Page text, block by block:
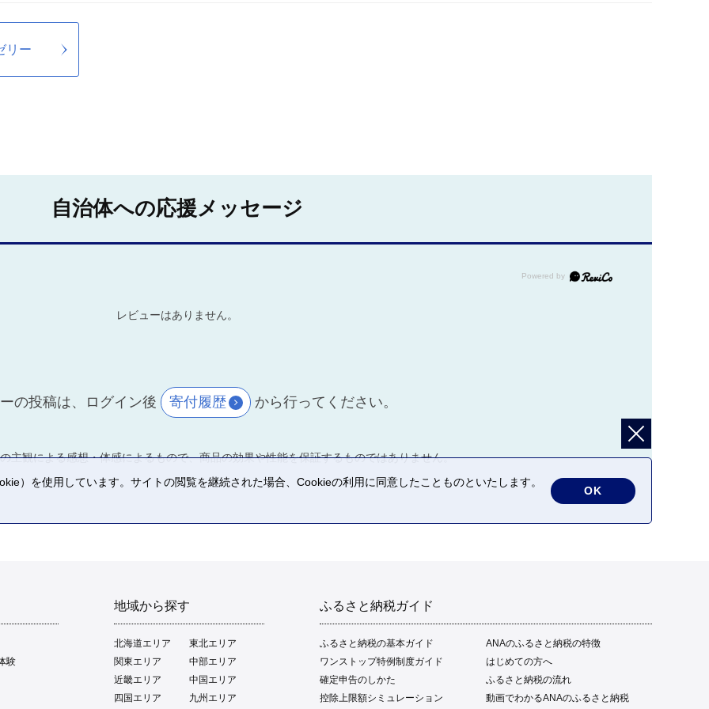
リー
自治体への応援メッセージ
レビューはありません。
の投稿は、ログイン後 寄付履歴 から行ってください。
主観による感想・体感によるもので、商品の効果や性能を保証するものではありません。
験
地域から探す
北海道エリア
東北エリア
関東エリア
中部エリア
近畿エリア
中国エリア
四国エリア
九州エリア
ふるさと納税ガイド
ふるさと納税の基本ガイド
ANAのふるさと納税の特徴
ワンストップ特例制度ガイド
はじめての方へ
確定申告のしかた
ふるさと納税の流れ
控除上限額シミュレーション
動画でわかるANAのふるさと納税
）を使用しています。サイトの閲覧を継続された場合、Cookieの利用に同意したことものといたします。
OK